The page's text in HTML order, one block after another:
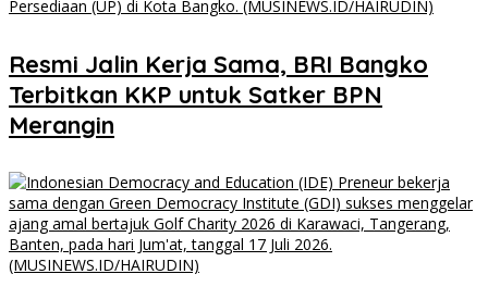
​Resmi Jalin Kerja Sama, BRI Bangko
Terbitkan KKP untuk Satker BPN
Merangin